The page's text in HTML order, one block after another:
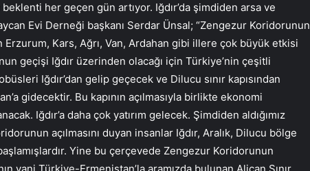
her geçen gün artıyor. Iğdır’da şimdiden arsa ve
Evi Derneği başkanı Serdar Ünsal; “Zengezur Koridorunun
Erzurum, Kars, Ağrı, Van, Ardahan gibi illere çok büyük etkisi
geçişi Iğdır üzerinden olacağı için Türkiye’nin çeşitli
Iğdır’dan gelip geçecek ve Dilucu sınır kapısından
gidecektir. Bu kapının açılmasıyla birlikte ekonomi
Iğdır’a daha çok yatırım gelecek. Şimdiden aldığımız
açılmasını duyan insanlar Iğdır, Aralık, Dilucu bölge
Yine bu çerçevede Zengezur Koridorunun